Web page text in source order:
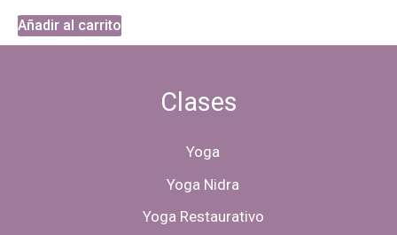
Añadir al carrito
Clases
Yoga
Yoga Nidra
Yoga Restaurativo